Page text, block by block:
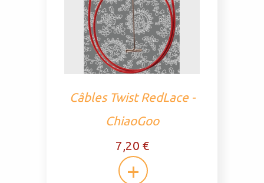
Câbles Twist RedLace -
ChiaoGoo
7,20 €